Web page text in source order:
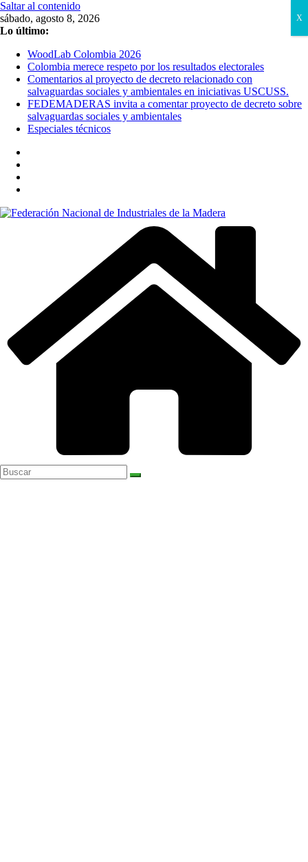
Saltar al contenido
sábado, agosto 8, 2026
Lo último:
WoodLab Colombia 2026
Colombia merece respeto por los resultados electorales
Comentarios al proyecto de decreto relacionado con
salvaguardas sociales y ambientales en iniciativas USCUSS.
FEDEMADERAS invita a comentar proyecto de decreto sobre
salvaguardas sociales y ambientales
Especiales técnicos
X